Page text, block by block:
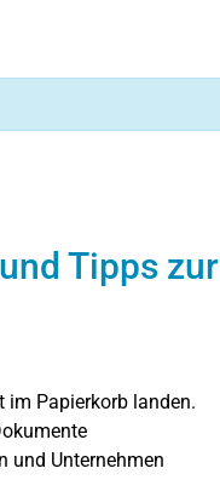
Tipps zur
im Papierkorb landen.
und Unternehmen